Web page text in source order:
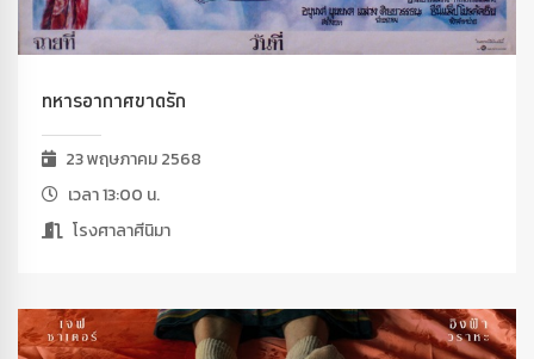
ทหารอากาศขาดรัก
23 พฤษภาคม 2568
เวลา 13:00 น.
โรงศาลาศีนิมา